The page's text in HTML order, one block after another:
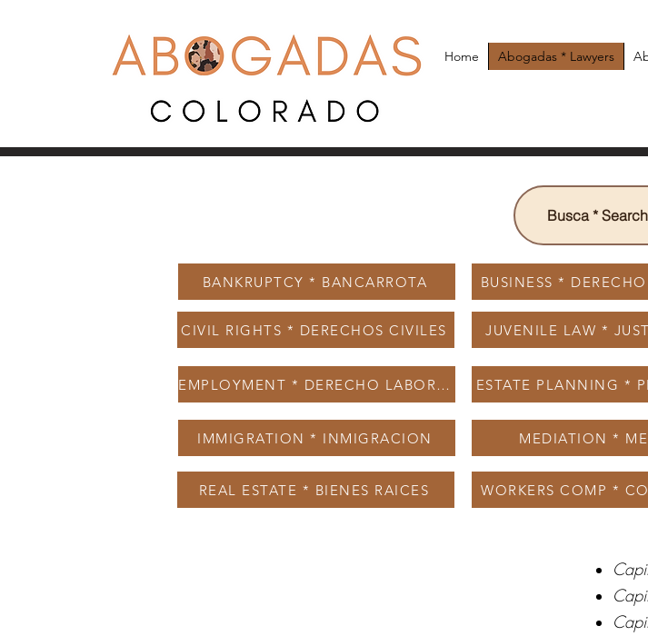
Home Abogadas * Lawyers
Busca * Search
BANKRUPTCY * BANCARROTA
CIVIL RIGHTS * DERECHOS CIVILES
BUSINESS * DERECHO
JUVENILE LAW *
EMPLOYMENT * DERECHO LABORAL ESTATE PLANNING *
IMMIGRATION * INMIGRACION MEDIATION *
REAL ESTATE * BIENES RAICES WORKERS COMP *